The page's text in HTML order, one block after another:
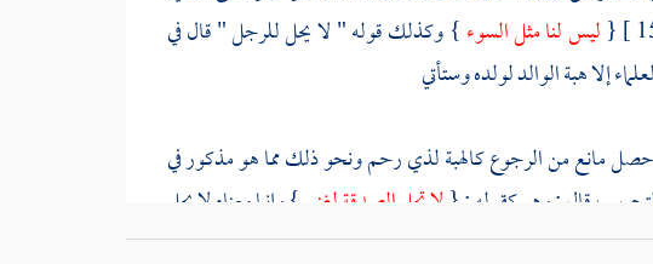
{ليس لنا مثل السوء} وكذلك قوله " لا يحل للرجل " قال في
إلا هبة الوالد لولده وستأتي
حصل مانع من الرجوع كالهبة لذي رحم ونحو ذلك مما هو مذكور في
، قال : وهو كقوله : {لا تحل الصدقة لغني } وإنما معناه لا يحل
قالالطبري: يخص من عموم هذا الحديث منوهببشرط الثواب